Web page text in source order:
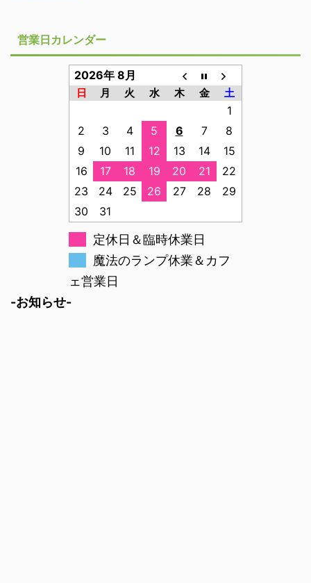
営業日カレンダー
2026年 8月
日 月 火 水 木 金 土
1
2
3 4 5 6 7
8
9
10 11 12 13 14
15
16
17 18 19 20 21
22
23
24 25 26 27 28
29
30
31
定休日＆臨時休業日
魔法のランプ休業＆カフ
ェ営業日
-お知らせ-